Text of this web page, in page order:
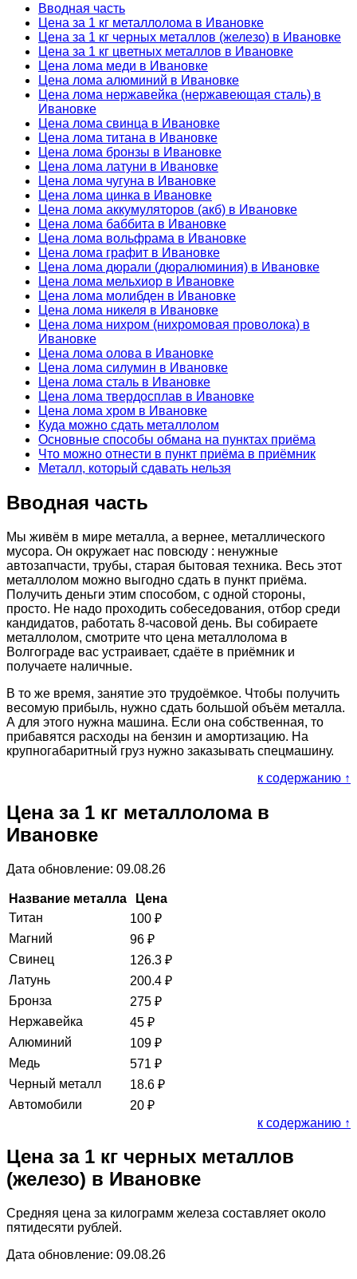
Вводная часть
Цена за 1 кг металлолома в Ивановке
Цена за 1 кг черных металлов (железо) в Ивановке
Цена за 1 кг цветных металлов в Ивановке
Цена лома меди в Ивановке
Цена лома алюминий в Ивановке
Цена лома нержавейка (нержавеющая сталь) в
Ивановке
Цена лома свинца в Ивановке
Цена лома титана в Ивановке
Цена лома бронзы в Ивановке
Цена лома латуни в Ивановке
Цена лома чугуна в Ивановке
Цена лома цинка в Ивановке
Цена лома аккумуляторов (акб) в Ивановке
Цена лома баббита в Ивановке
Цена лома вольфрама в Ивановке
Цена лома графит в Ивановке
Цена лома дюрали (дюралюминия) в Ивановке
Цена лома мельхиор в Ивановке
Цена лома молибден в Ивановке
Цена лома никеля в Ивановке
Цена лома нихром (нихромовая проволока) в
Ивановке
Цена лома олова в Ивановке
Цена лома силумин в Ивановке
Цена лома сталь в Ивановке
Цена лома твердосплав в Ивановке
Цена лома хром в Ивановке
Куда можно сдать металлолом
Основные способы обмана на пунктах приёма
Что можно отнести в пункт приёма в приёмник
Металл, который сдавать нельзя
Вводная часть
Мы живём в мире металла, а вернее, металлического
мусора. Он окружает нас повсюду : ненужные
автозапчасти, трубы, старая бытовая техника. Весь этот
металлолом можно выгодно сдать в пункт приёма.
Получить деньги этим способом, с одной стороны,
просто. Не надо проходить собеседования, отбор среди
кандидатов, работать 8-часовой день. Вы собираете
металлолом, смотрите что цена металлолома в
Волгограде вас устраивает, сдаёте в приёмник и
получаете наличные.
В то же время, занятие это трудоёмкое. Чтобы получить
весомую прибыль, нужно сдать большой объём металла.
А для этого нужна машина. Если она собственная, то
прибавятся расходы на бензин и амортизацию. На
крупногабаритный груз нужно заказывать спецмашину.
к содержанию ↑
Цена за 1 кг металлолома в
Ивановке
Дата обновление: 09.08.26
Название металла
Цена
Титан
100 ₽
Магний
96 ₽
Свинец
126.3 ₽
Латунь
200.4 ₽
Бронза
275 ₽
Нержавейка
45 ₽
Алюминий
109 ₽
Медь
571 ₽
Черный металл
18.6 ₽
Автомобили
20 ₽
к содержанию ↑
Цена за 1 кг черных металлов
(железо) в Ивановке
Средняя цена за килограмм железа составляет около
пятидесяти рублей.
Дата обновление: 09.08.26